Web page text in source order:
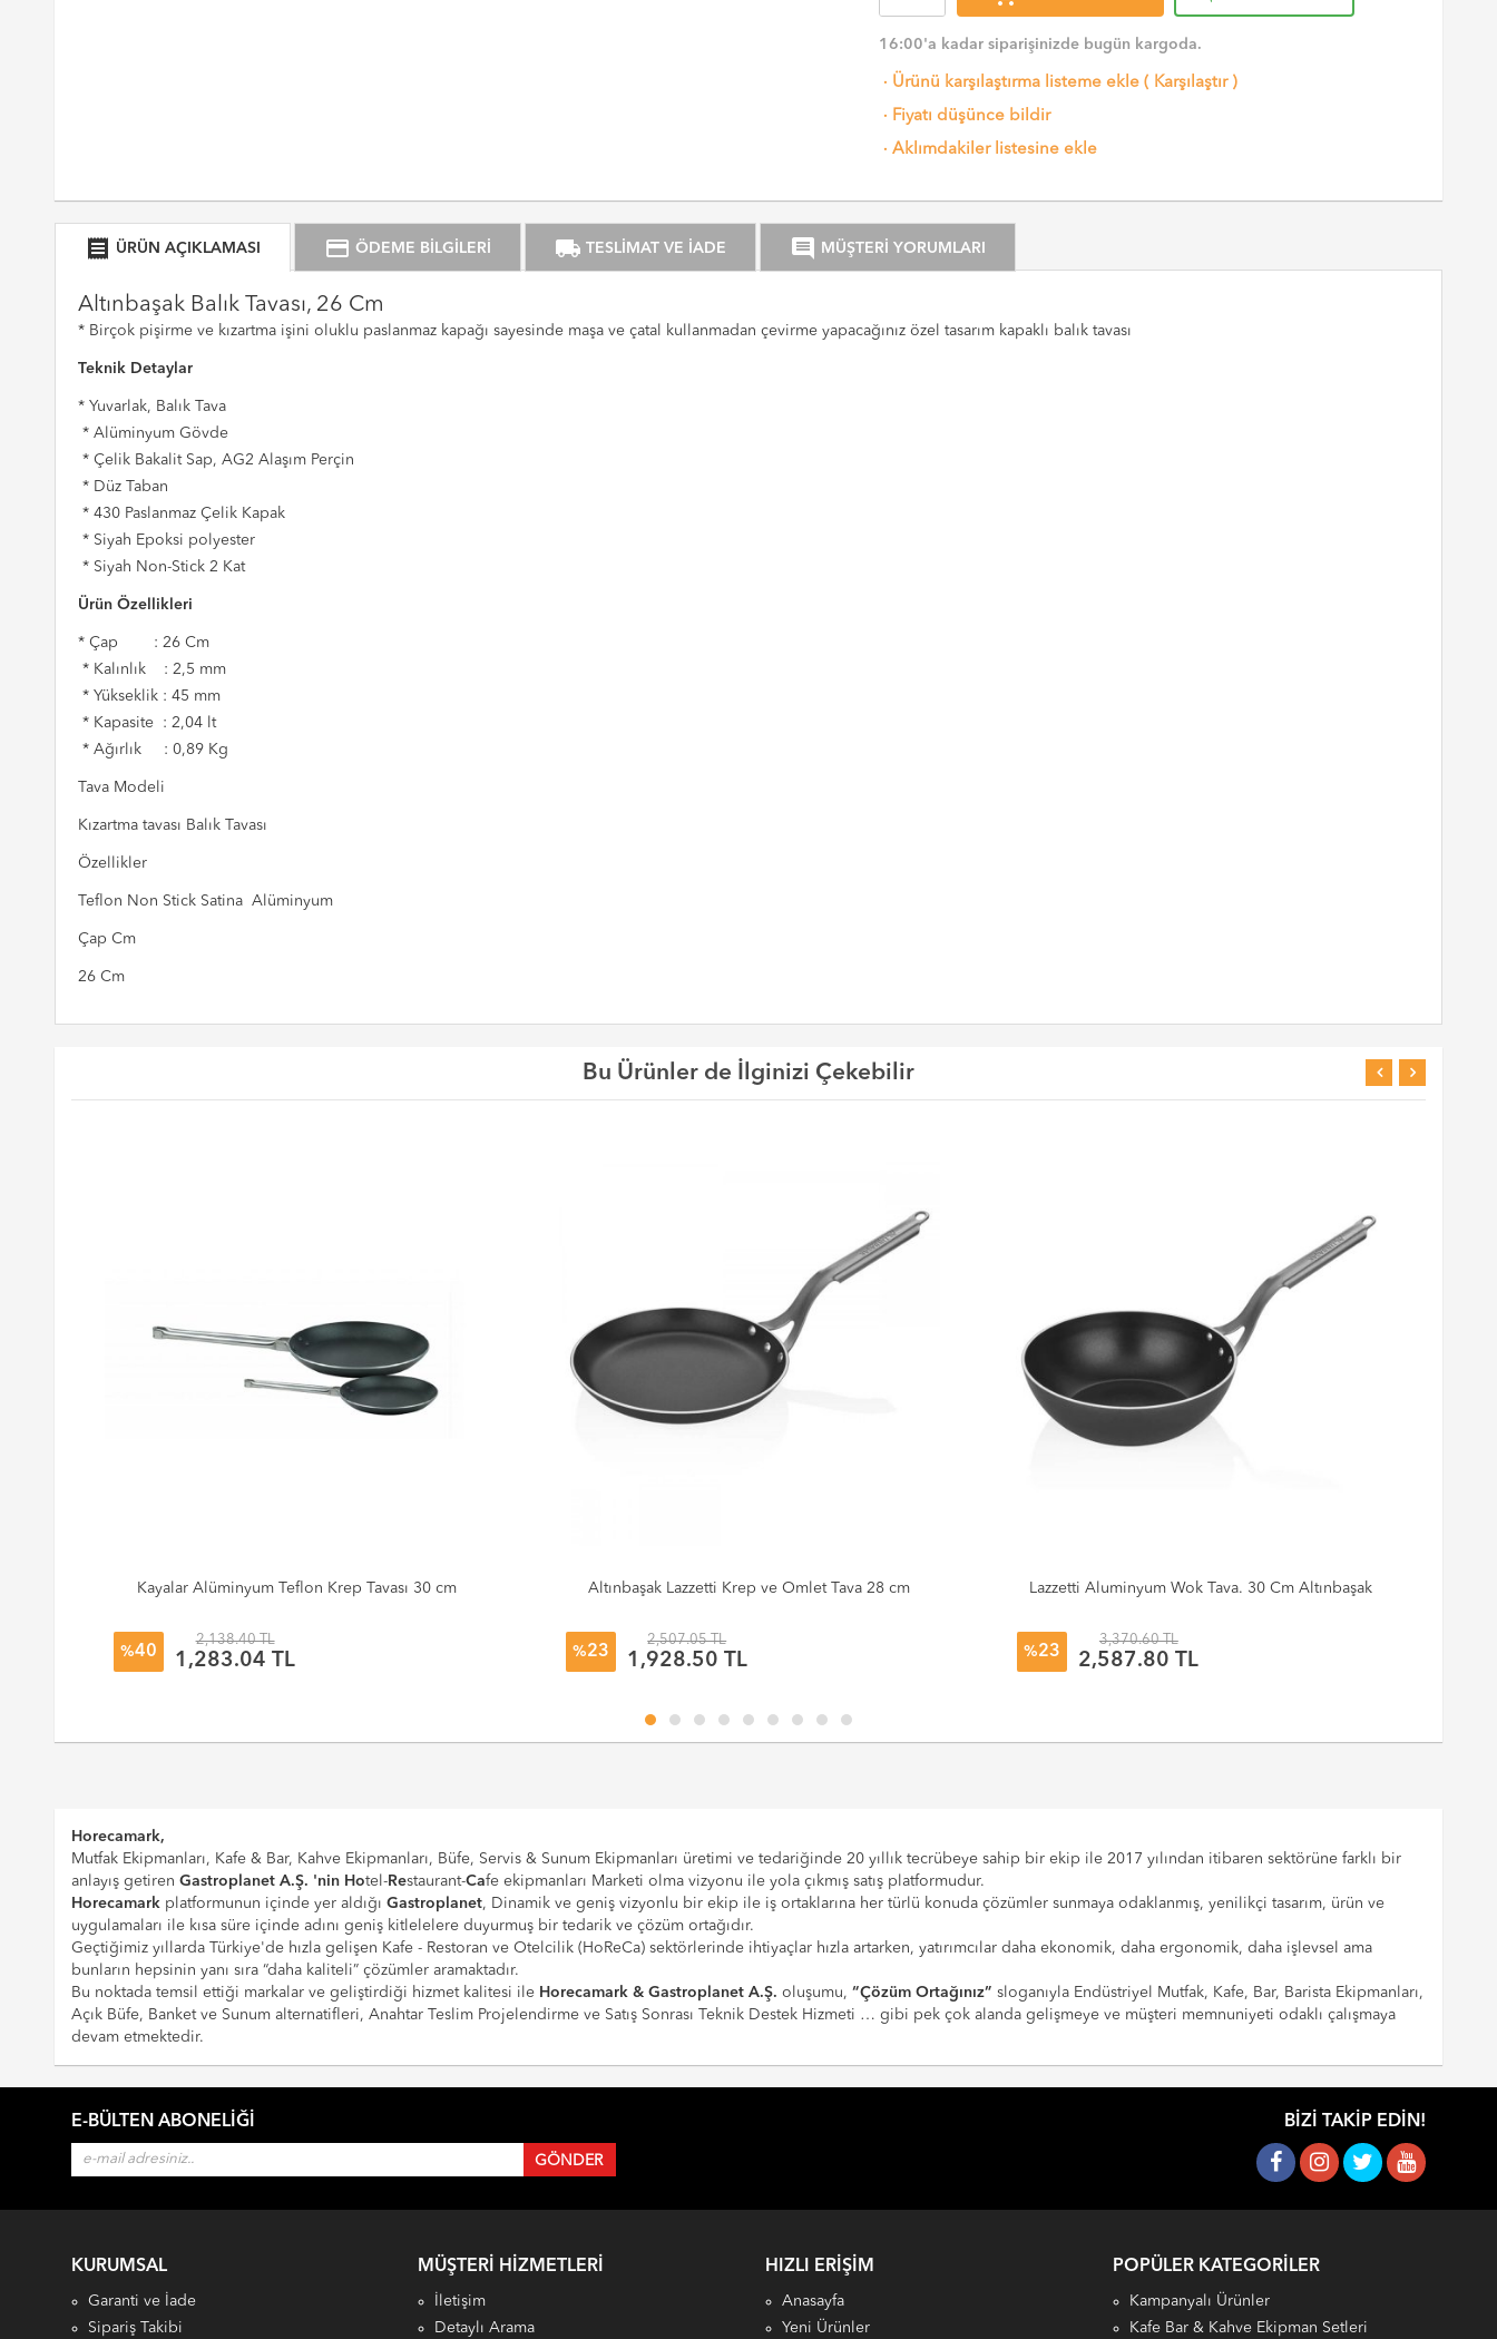
16:00'a kadar siparişinizde bugün kargoda.
· Ürünü karşılaştırma listeme ekle ( Karşılaştır)
· Fiyatı düşünce bildir
·Aklımdakiler listesine ekle
receipt ÜRÜN AÇIKLAMASI credit_card ÖDEME BİLGİLERİ local_shipping TESLİMAT VE İADE comment MÜŞTERİ YORUMLARI
Altınbaşak Balık Tavası, 26 Cm
* Birçok pişirme ve kızartma işini oluklu paslanmaz kapağı sayesinde maşa ve çatal kullanmadan çevirme yapacağınız özel tasarım kapaklı balık tavası
Teknik Detaylar
* Yuvarlak, Balık Tava
* Alüminyum Gövde
* Çelik Bakalit Sap, AG2 Alaşım Perçin
* Düz Taban
* 430 Paslanmaz Çelik Kapak
* Siyah Epoksi polyester
* Siyah Non-Stick 2 Kat
Ürün Özellikleri
* Çap : 26 Cm
* Kalınlık : 2,5 mm
* Yükseklik : 45 mm
* Kapasite : 2,04 lt
* Ağırlık : 0,89 Kg
Tava Modeli
Kızartma tavası Balık Tavası
Özellikler
Teflon Non Stick Satina Alüminyum
Çap Cm
26 Cm
Bu Ürünler de İlginizi Çekebilir
Kayalar Alüminyum Teflon Krep Tavası 30 cm
%40
2,138.40 TL
1,283.04 TL
Altınbaşak Lazzetti Krep ve Omlet Tava 28 cm
%23
2,507.05 TL
1,928.50 TL
Lazzetti Aluminyum Wok Tava. 30 Cm Altınbaşak
%23
3,370.60 TL
2,587.80 TL
Horecamark,
Mutfak Ekipmanları, Kafe & Bar, Kahve Ekipmanları, Büfe, Servis & Sunum Ekipmanları üretimi ve tedariğinde 20 yıllık tecrübeye sahip bir ekip ile 2017 yılından itibaren sektörüne farklı bir
anlayış getiren Gastroplanet A.Ş. 'nin Hotel-Restaurant-Cafe ekipmanları Marketi olma vizyonu ile yola çıkmış satış platformudur.
Horecamarkplatformunun içinde yer aldığı Gastroplanet, Dinamik ve geniş vizyonlu bir ekip ile iş ortaklarına her türlü konuda çözümler sunmaya odaklanmış, yenilikçi tasarım, ürün ve
uygulamaları ile kısa süre içinde adını geniş kitlelelere duyurmuş bir tedarik ve çözüm ortağıdır.
Geçtiğimiz yıllarda Türkiye'de hızla gelişen Kafe - Restoran ve Otelcilik (HoReCa) sektörlerinde ihtiyaçlar hızla artarken, yatırımcılar daha ekonomik, daha ergonomik, daha işlevsel ama
bunların hepsinin yanı sıra “daha kaliteli” çözümler aramaktadır.
Bu noktada temsil ettiği markalar ve geliştirdiği hizmet kalitesi ile Horecamark & Gastroplanet A.Ş. oluşumu, “Çözüm Ortağınız” sloganıyla Endüstriyel Mutfak, Kafe, Bar, Barista Ekipmanları,
Açık Büfe, Banket ve Sunum alternatifleri, Anahtar Teslim Projelendirme ve Satış Sonrası Teknik Destek Hizmeti … gibi pek çok alanda gelişmeye ve müşteri memnuniyeti odaklı çalışmaya
devam etmektedir.
E-BÜLTEN ABONELIĞI BIZI TAKIP EDIN!
KURUMSAL
Garanti ve İade
Sipariş Takibi
MÜŞTERI HIZMETLERI
İletişim
Detaylı Arama
HIZLI ERIŞIM
Anasayfa
Yeni Ürünler
POPÜLER KATEGORILER
Kampanyalı Ürünler
Kafe Bar & Kahve Ekipman Setleri